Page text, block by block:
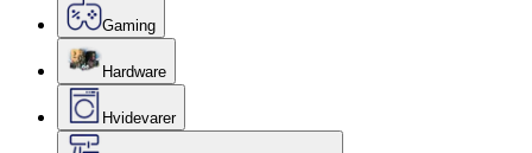
Gaming
Hardware
Hvidevarer